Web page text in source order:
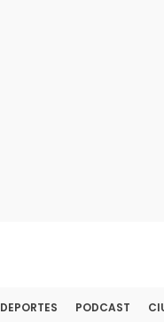
DEPORTES PODCAST